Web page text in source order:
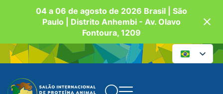
04 a 06 de agosto de 2026 Brasil | São
Paulo | Distrito Anhembi - Av. Olavo
Fontoura, 1209